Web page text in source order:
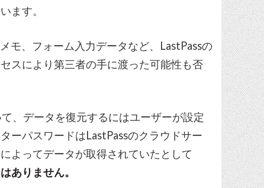
ます。
モ、フォーム入力データなど、LastPassの
スにより第三者の手に渡った可能性も否
、データを復元するにはユーザーが設定
ーパスワードはLastPassのクラウドサー
よってデータが取得されていたとして
ありません。